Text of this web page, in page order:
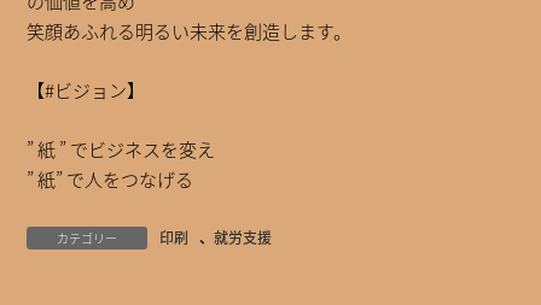
笑顔あふれる明るい未来を創造します。
【#ビジョン】
” 紙 ” でビジネスを変え
” 紙” で人をつなげる
カテゴリー 印刷 、就労支援